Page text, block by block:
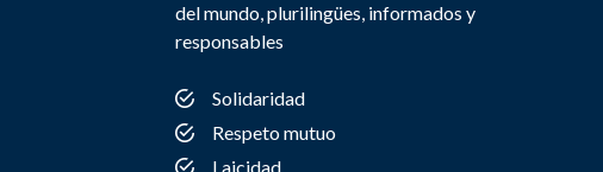
del mundo, plurilingües, informados y
responsables
Solidaridad
Respeto mutuo
Laicidad